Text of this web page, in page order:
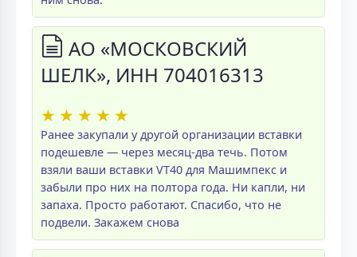
АО «МОСКОВСКИЙ
ШЕЛК», ИНН 704016313
★ ★ ★ ★ ★
Ранее закупали у другой организации вставки
подешевле — через месяц-два течь. Потом
взяли ваши вставки VT40 для Машимпекс и
забыли про них на полтора года. Ни капли, ни
запаха. Просто работают. Спасибо, что не
подвели. Закажем снова